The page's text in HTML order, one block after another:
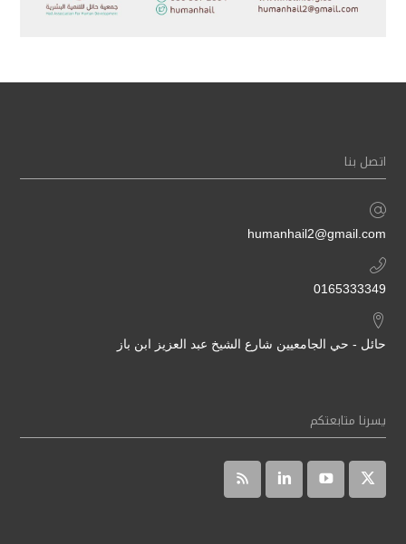
اتصل بنا
humanhail2@gmail.com
0165333349
حائل - حي الجامعيين شارع الشيخ عبد العزيز ابن باز
يسرنا متابعتكم